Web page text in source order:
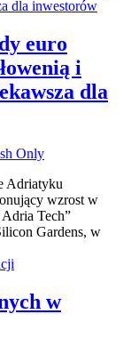
euro
i
dla
Only
Adriatyku
wzrost w
Adria Tech”
Gardens, w
w